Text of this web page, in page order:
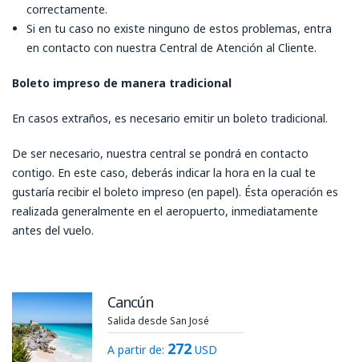
correctamente.
Si en tu caso no existe ninguno de estos problemas, entra
en contacto con nuestra Central de Atención al Cliente.
Boleto impreso de manera tradicional
En casos extraños, es necesario emitir un boleto tradicional.
De ser necesario, nuestra central se pondrá en contacto
contigo. En este caso, deberás indicar la hora en la cual te
gustaría recibir el boleto impreso (en papel). Ésta operación es
realizada generalmente en el aeropuerto, inmediatamente
antes del vuelo.
Cancún
Salida desde San José
A partir de: 272 USD